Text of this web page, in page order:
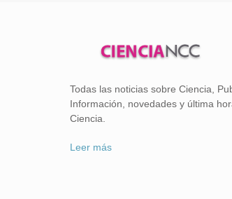
Todas las noticias sobre Ciencia,
Información, novedades y última
Ciencia.
Leer más